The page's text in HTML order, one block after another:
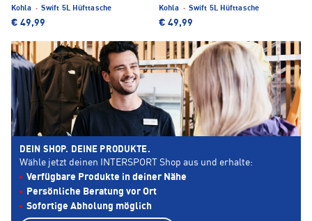
Kohla · Swift 5L Hüfttasche
€ 49,99
Kohla · Swift 5L Hüfttasche
€ 49,99
DEIN SHOP. DEINE PRODUKTE.
Wähle jetzt deinen INTERSPORT Shop aus und erhalte:
Verfügbare Produkte in deiner Nähe
Persönliche Beratung vor Ort
Sofortige Abholung möglich